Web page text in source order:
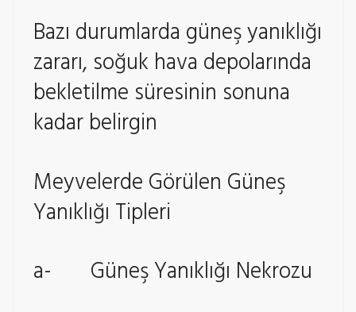
Bazı durumlarda güneş yanıklığı
zararı, soğuk hava depolarında
bekletilme süresinin sonuna
kadar belirgin
Meyvelerde Görülen Güneş
Yanıklığı Tipleri
a- Güneş Yanıklığı Nekrozu